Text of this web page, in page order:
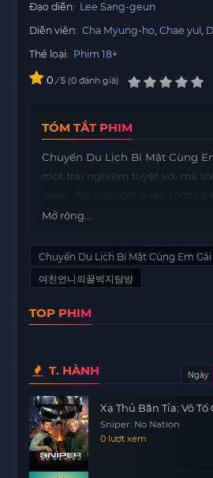
Đạo diễn: Lee Sang-geun
Diễn viên: Cha Myung-ho Chae yul
Thể loại: Phim 18+
0 / 5 0 đánh giá
TÓM TẮT PHIM
Chuyến Du Lịch Bí Mật Cùng
một trải nghiệm tuyệt vời mà
thật bất ngờ khi cô ấy đồng ý
hộp và không thể chợp mắt
Chúng tôi đã lên kế hoạch cho
như thế này. Cảm giác phấn
Trước khi khởi hành, tôi đã
Tôi muốn mọi thứ diễn ra suôn
ra những kỷ niệm đẹp cho cả
chuyện trước chuyến đi làm tôi
hơn với cô ấy. Chúng tôi đã
Mở rộng...
Chuyến Du Lịch Bí Mật Cùng Em
여친언니의꿀벅지탐방
TOP PHIM
T. HÀNH Ngày
Xạ Thủ Bắn Tỉa: Vô Tổ
Sniper: No Nation
0 lượt xem